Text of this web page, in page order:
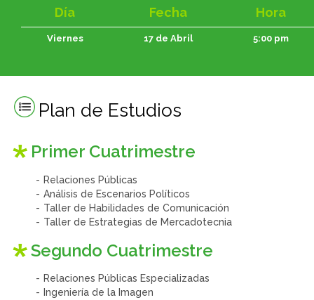
Día Fecha Hora
Viernes 17 de Abril 5:00 pm
Plan de Estudios
Primer Cuatrimestre
Relaciones Públicas
Análisis de Escenarios Políticos
Taller de Habilidades de Comunicación
Taller de Estrategias de Mercadotecnia
Segundo Cuatrimestre
Relaciones Públicas Especializadas
Ingeniería de la Imagen